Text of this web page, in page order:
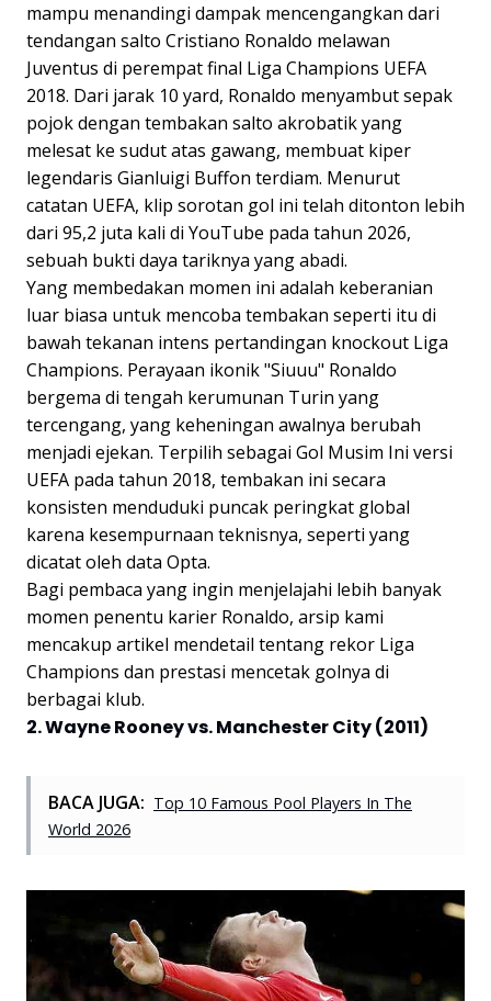
mampu menandingi dampak mencengangkan dari
tendangan salto Cristiano Ronaldo melawan
Juventus di perempat final Liga Champions UEFA
2018. Dari jarak 10 yard, Ronaldo menyambut sepak
pojok dengan tembakan salto akrobatik yang
melesat ke sudut atas gawang, membuat kiper
legendaris Gianluigi Buffon terdiam. Menurut
catatan UEFA, klip sorotan gol ini telah ditonton lebih
dari 95,2 juta kali di YouTube pada tahun 2026,
sebuah bukti daya tariknya yang abadi.
Yang membedakan momen ini adalah keberanian
luar biasa untuk mencoba tembakan seperti itu di
bawah tekanan intens pertandingan knockout Liga
Champions. Perayaan ikonik "Siuuu" Ronaldo
bergema di tengah kerumunan Turin yang
tercengang, yang keheningan awalnya berubah
menjadi ejekan. Terpilih sebagai Gol Musim Ini versi
UEFA pada tahun 2018, tembakan ini secara
konsisten menduduki puncak peringkat global
karena kesempurnaan teknisnya, seperti yang
dicatat oleh data Opta.
Bagi pembaca yang ingin menjelajahi lebih banyak
momen penentu karier Ronaldo, arsip kami
mencakup artikel mendetail tentang rekor Liga
Champions dan prestasi mencetak golnya di
berbagai klub.
2. Wayne Rooney vs. Manchester City (2011)
BACA JUGA: Top 10 Famous Pool Players In The
World 2026